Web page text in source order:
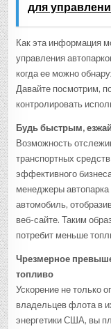
для
Как эта информация
управления
когда ее можно
Давайте посмотрим,
контролировать
Будь быстрым,
Возможность
транспортных
эффективного
менеджеры автопарка
автомобиль,
веб-сайте. Таким
потребит меньше
Чрезмерное
топливо
Ускорение не только
владельцев флота в
энергетики США, вы